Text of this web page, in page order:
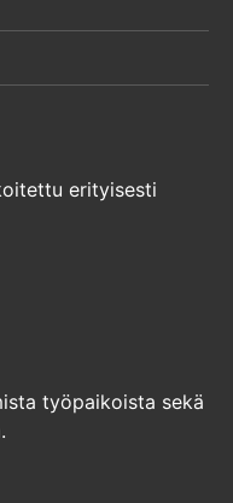
erityisesti
työpaikoista sekä